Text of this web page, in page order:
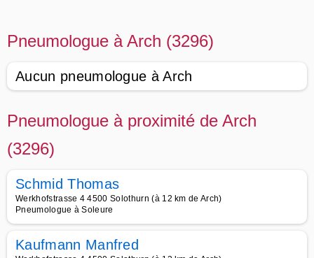
Pneumologue à Arch (3296)
Aucun pneumologue à Arch
Pneumologue à proximité de Arch
(3296)
Schmid Thomas
Werkhofstrasse 4 4500 Solothurn (à 12 km de Arch)
Pneumologue à Soleure
Kaufmann Manfred